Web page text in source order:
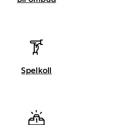
Spelkoll